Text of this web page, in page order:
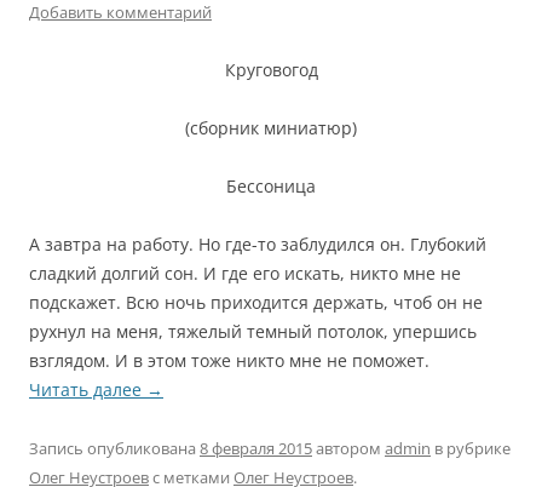
Добавить комментарий
Круговогод
(сборник миниатюр)
Бессоница
А завтра на работу. Но где-то заблудился он. Глубокий
сладкий долгий сон. И где его искать, никто мне не
подскажет. Всю ночь приходится держать, чтоб он не
рухнул на меня, тяжелый темный потолок, упершись
взглядом. И в этом тоже никто мне не поможет.
Читать далее →
Запись опубликована 8 февраля 2015автором admin в рубрике
Олег Неустроевс метками Олег Неустроев.